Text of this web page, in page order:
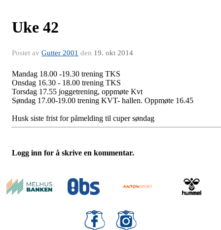
Uke 42
Postet av Gutter 2001 den 19. okt 2014
Mandag 18.00 -19.30 trening TKS
Onsdag 16.30 - 18.00 trening TKS
Torsdag 17.55 joggetrening, oppmøte Kvt
Søndag 17.00-19.00 trening KVT- hallen. Oppmøte 16.45
Husk siste frist for påmelding til cuper søndag
Logg inn for å skrive en kommentar.